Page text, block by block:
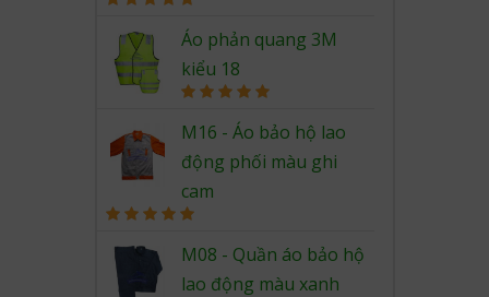
out of 5
Áo phản quang 3M
kiểu 18
out of 5
M16 - Áo bảo hộ lao
động phối màu ghi
cam
out of 5
M08 - Quần áo bảo hộ
lao động màu xanh